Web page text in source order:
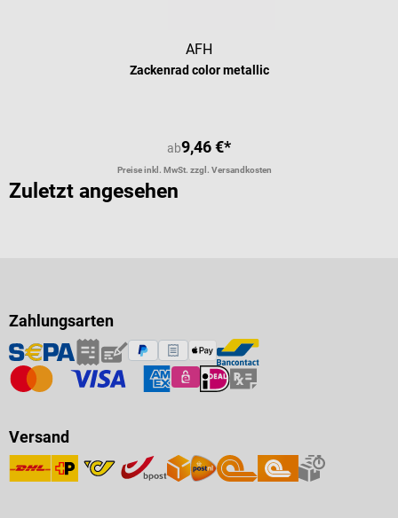
AFH
Zackenrad color metallic
ab9,46 €*
Preise inkl. MwSt. zzgl. Versandkosten
Zuletzt angesehen
Zahlungsarten
Versand